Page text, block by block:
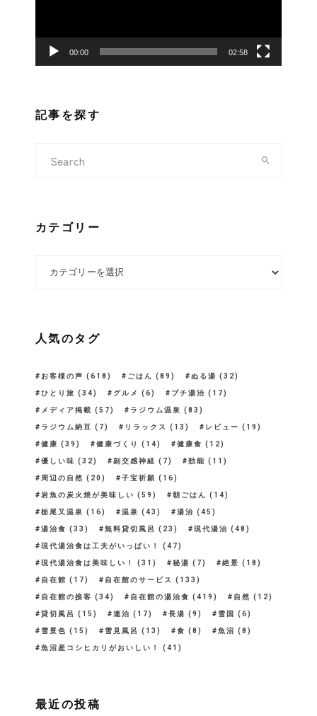
ー
00:00 02:58
記事を探す
カテゴリー
人気のタグ
お客様の声 (618) ごはん (89) ぬる湯 (32)
ひとり旅 (34) グルメ (6) プチ湯治 (17)
メディア掲載 (57) ラジウム温泉 (83)
ラジウム納豆 (7) リラックス (13) レビュー (19)
健康 (39) 健康づくり (14) 健康食 (12)
優しい味 (32) 副交感神経 (7) 効能 (11)
周辺の自然 (20) 子宝祈願 (16)
岩魚の炭火焼が美味しい (59) 朝ごはん (14)
栃尾又温泉 (16) 温泉 (43) 湯治 (45)
湯治食 (33) 無料貸切風呂 (23) 現代湯治 (48)
現代湯治食は工夫がいっぱい！ (47)
現代湯治食は美味しい！ (31) 秘湯 (7) 絶景 (18)
自在館 (17) 自在館のサービス (133)
自在館の接客 (34) 自在館の湯治食 (419) 自然 (12)
貸切風呂 (15) 連泊 (17) 長湯 (9) 雪国 (6)
雪景色 (15) 雪見風呂 (13) 食 (8) 魚沼 (8)
魚沼産コシヒカリがおいしい！ (41)
最近の投稿